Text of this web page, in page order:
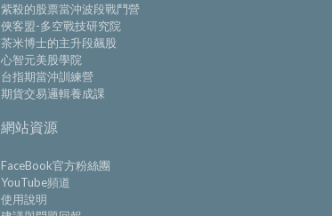
紫殺的股票當沖波段戰鬥營
俠客盟-多空戰技研究院
茶米博士的主升段飆股
心智元美股學院
台指期當沖訓練營
期貨交易邏輯養成課
網站資源
FaceBook官方粉絲團
YouTube頻道
使用說明